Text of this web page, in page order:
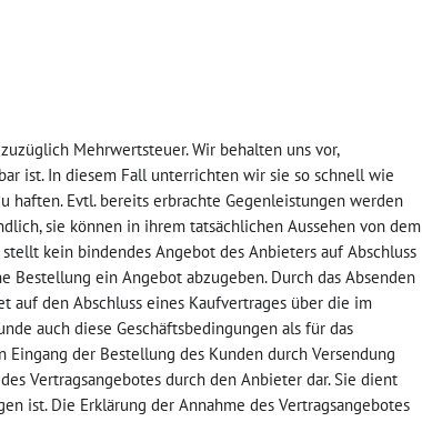
Mehrwertsteuer. Wir behalten uns vor,
ist. In diesem Fall unterrichten wir sie so schnell wie
haften. Evtl. bereits erbrachte Gegenleistungen werden
sie können in ihrem tatsächlichen Aussehen von dem
kein bindendes Angebot des Anbieters auf Abschluss
ein Angebot abzugeben. Durch das Absenden
den Abschluss eines Kaufvertrages über die im
auch diese Geschäftsbedingungen als für das
der Bestellung des Kunden durch Versendung
Vertragsangebotes durch den Anbieter dar. Sie dient
ist. Die Erklärung der Annahme des Vertragsangebotes